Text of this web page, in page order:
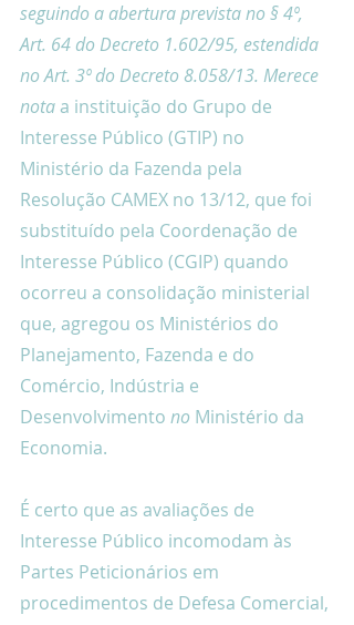
seguindo a abertura prevista no § 4º,
Art. 64 do Decreto 1.602/95, estendida
no Art. 3º do Decreto 8.058/13. Merece
nota a instituição do Grupo de
Interesse Público (GTIP) no
Ministério da Fazenda pela
Resolução CAMEX no 13/12, que foi
substituído pela Coordenação de
Interesse Público (CGIP) quando
ocorreu a consolidação ministerial
que, agregou os Ministérios do
Planejamento, Fazenda e do
Comércio, Indústria e
Desenvolvimento no Ministério da
Economia.
É certo que as avaliações de
Interesse Público incomodam às
Partes Peticionários em
procedimentos de Defesa Comercial,